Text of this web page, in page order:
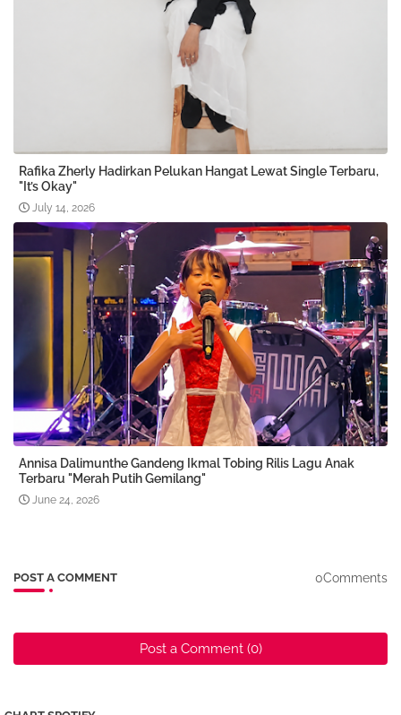
Rafika Zherly Hadirkan Pelukan Hangat Lewat Single Terbaru,
"It’s Okay"
July 14, 2026
Annisa Dalimunthe Gandeng Ikmal Tobing Rilis Lagu Anak
Terbaru "Merah Putih Gemilang"
June 24, 2026
POST A COMMENT 0Comments
Post a Comment (0)